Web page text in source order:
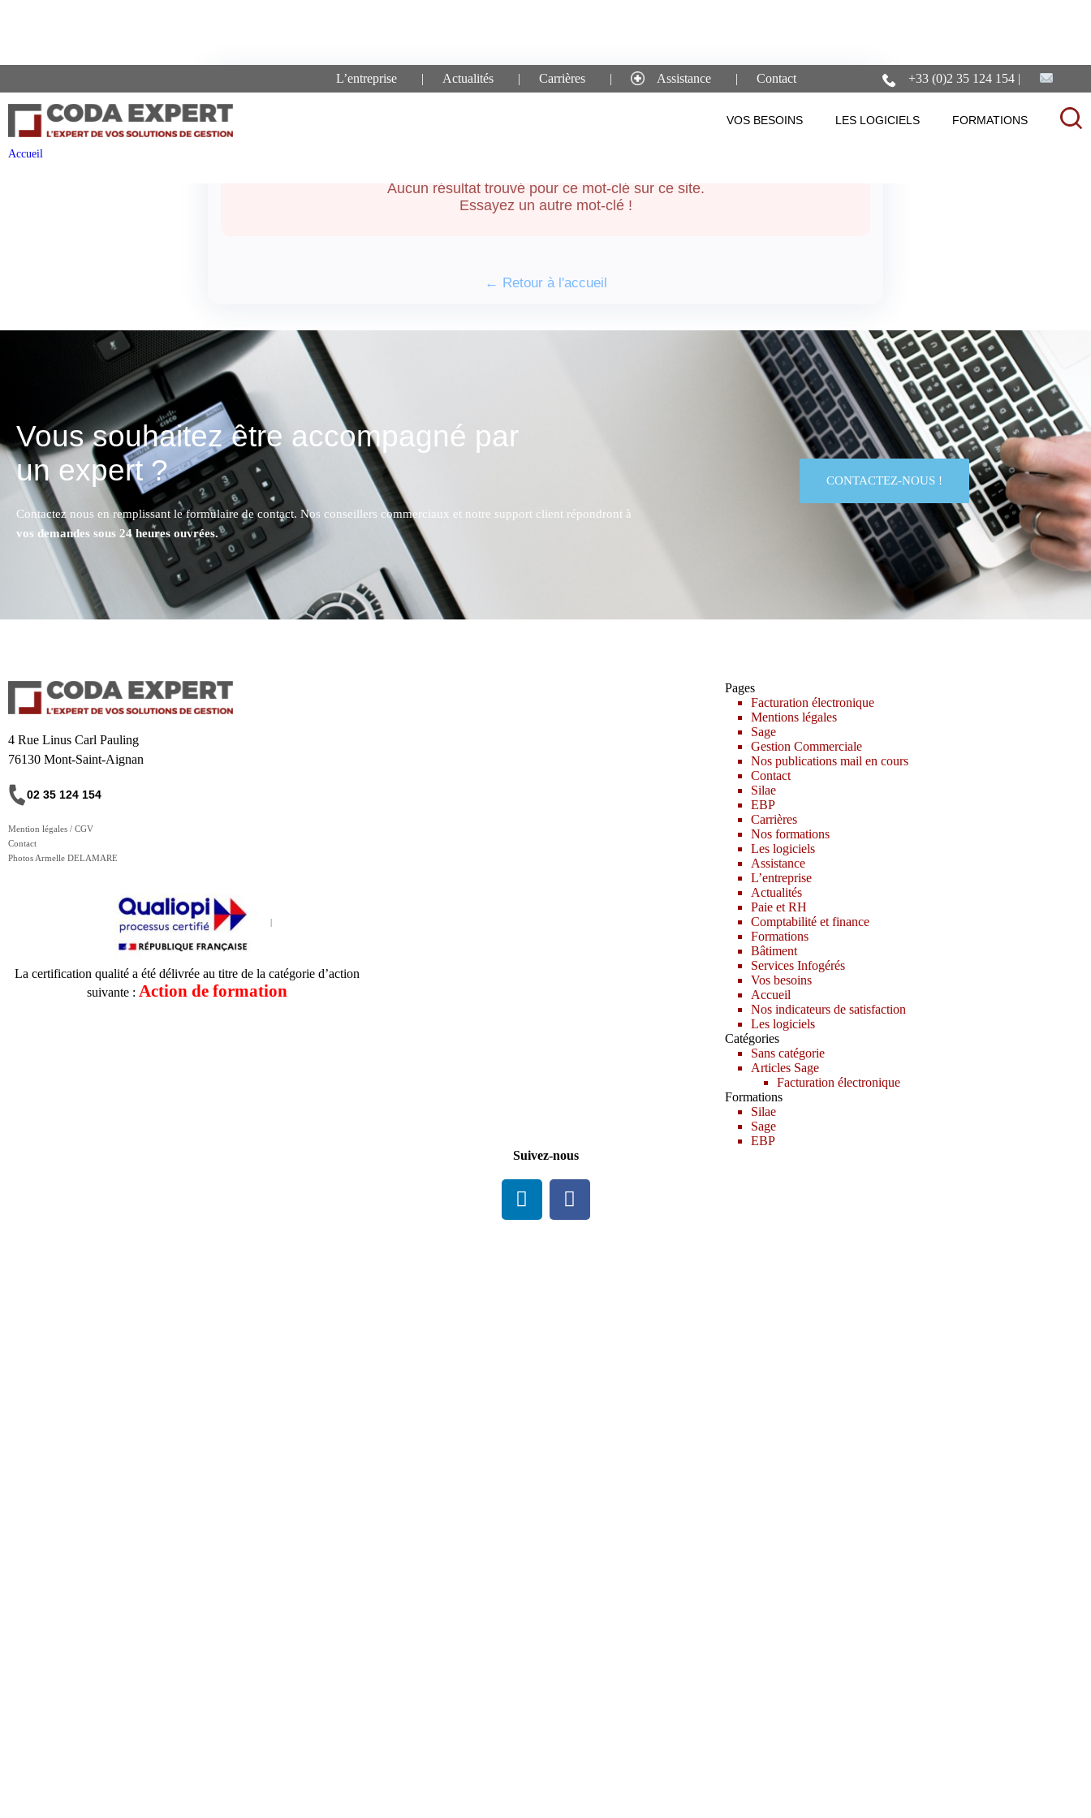
L’entreprise Actualités Carrières Assistance Contact +33 (0)2 35 124 154
VOS BESOINS LES LOGICIELS FORMATIONS
Accueil
Aucun résultat trouvé pour ce mot-clé sur ce site.
Essayez un autre mot-clé !
← Retour à l'accueil
Vous souhaitez être accompagné par
un expert ?
Contactez nous en remplissant le formulaire de contact. Nos conseillers commerciaux et notre support client répondront à
vos demandes sous 24 heures ouvrées.
CONTACTEZ-NOUS !
4 Rue Linus Carl Pauling
76130 Mont-Saint-Aignan
02 35 124 154
Mention légales / CGV
Contact
Photos Armelle DELAMARE
La certification qualité a été délivrée au titre de la catégorie d’action
suivante : Action de formation
Pages
Facturation électronique
Mentions légales
Sage
Gestion Commerciale
Nos publications mail en cours
Contact
Silae
EBP
Carrières
Nos formations
Les logiciels
Assistance
L’entreprise
Actualités
Paie et RH
Comptabilité et finance
Formations
Bâtiment
Services Infogérés
Vos besoins
Accueil
Nos indicateurs de satisfaction
Les logiciels
Catégories
Sans catégorie
Articles Sage
Facturation électronique
Formations
Silae
Sage
EBP
Suivez-nous